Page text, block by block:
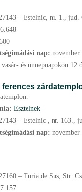
– Estelnic, nr. 1., jud.
600
nap: november
vasár- és ünnepnapokon 12
ferences
Esztelnek
– Estelnic , nr. 163.,
nap: november
– Turia de Sus, Str.